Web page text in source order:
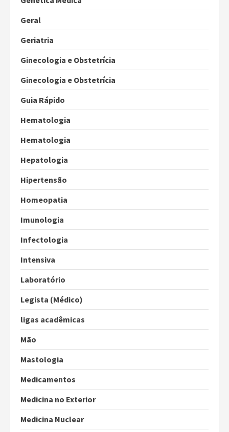
Geral
Geriatria
Ginecologia e Obstetrícia
Ginecologia e Obstetrícia
Guia Rápido
Hematologia
Hematologia
Hepatologia
Hipertensão
Homeopatia
Imunologia
Infectologia
Intensiva
Laboratório
Legista (Médico)
ligas acadêmicas
Mão
Mastologia
Medicamentos
Medicina no Exterior
Medicina Nuclear